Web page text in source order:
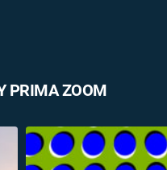
PRIMA ZOOM